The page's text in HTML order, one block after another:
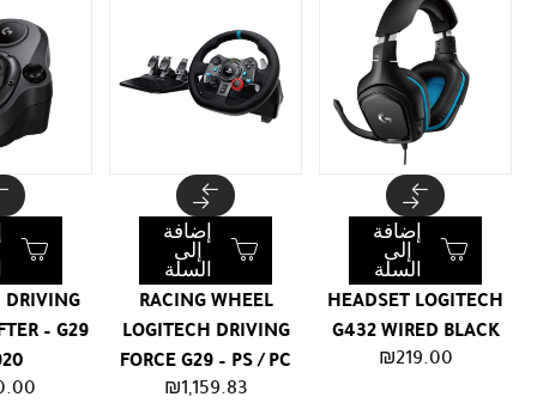
HEADSET LOGITECH
G432 WIRED BLACK
₪219.00
إضافة
إلى
السلة
RACING WHEEL
LOGITECH DRIVING
FORCE G29 – PS / PC
₪1,159.83
إضافة
إلى
السلة
– G29